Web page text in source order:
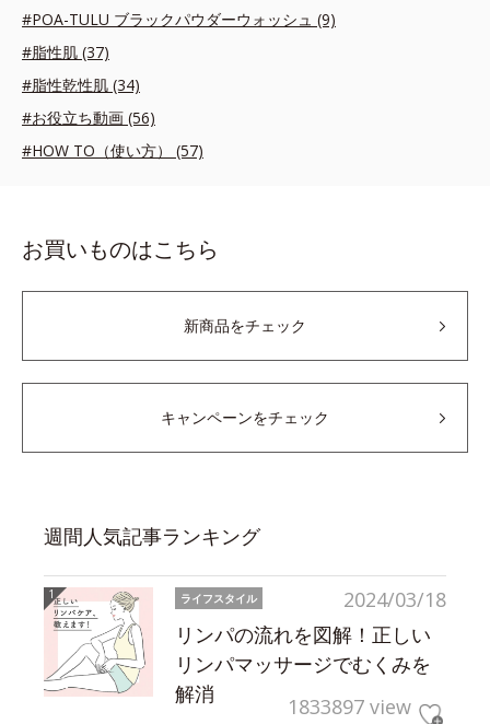
#POA-TULU ブラックパウダーウォッシュ (9)
#脂性肌 (37)
#脂性乾性肌 (34)
#お役立ち動画 (56)
#HOW TO（使い方） (57)
お買いものはこちら
新商品をチェック
キャンペーンをチェック
週間人気記事ランキング
2024/03/18
ライフスタイル
リンパの流れを図解！正しい
リンパマッサージでむくみを
解消
1833897 view